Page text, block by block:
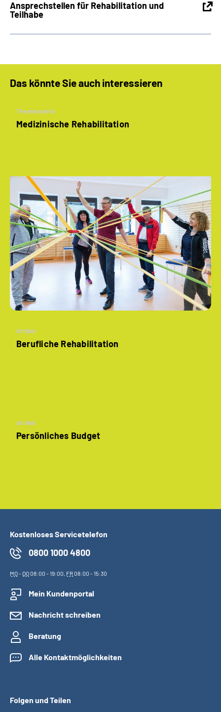
Ansprechstellen für Rehabilitation und
Teilhabe
Das könnte Sie auch interessieren
Themenseite
Medizinische Rehabilitation
Artikel
Berufliche Rehabilitation
Artikel
Persönliches Budget
Kostenloses Servicetelefon
0800 1000 4800
MO- DO08:00 - 19:00, FR08:00 - 15:30
Mein Kundenportal
Nachricht schreiben
Beratung
Alle Kontaktmöglichkeiten
Folgen und Teilen